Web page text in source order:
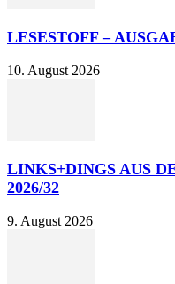
LESESTOFF –
10. August 2026
LINKS+DINGS AUS
2026/32
9. August 2026